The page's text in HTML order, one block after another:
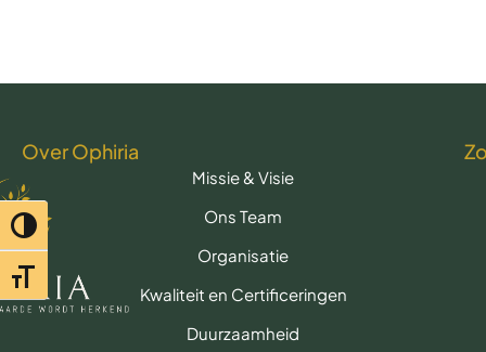
Toggle hoog contrast
Toggle lettertypegrootte
Over Ophiria
Missie & Visie
Ons Team
Organisatie
Kwaliteit en Certificeringen
Duurzaamheid